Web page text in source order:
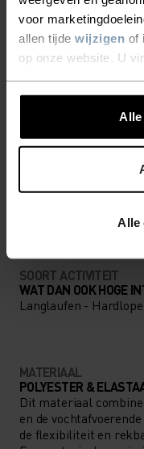
voor
allen tijde wijzigen of
op onze website. U
Alle
Alle
VERSCHIL
haalt.
SOORT ACTIVITEIT
WAT DAN OOK HOGE
Langlaufen -
MATERIAAL
POLYESTER &
Dit materiaal
en de
de flexibiliteit en